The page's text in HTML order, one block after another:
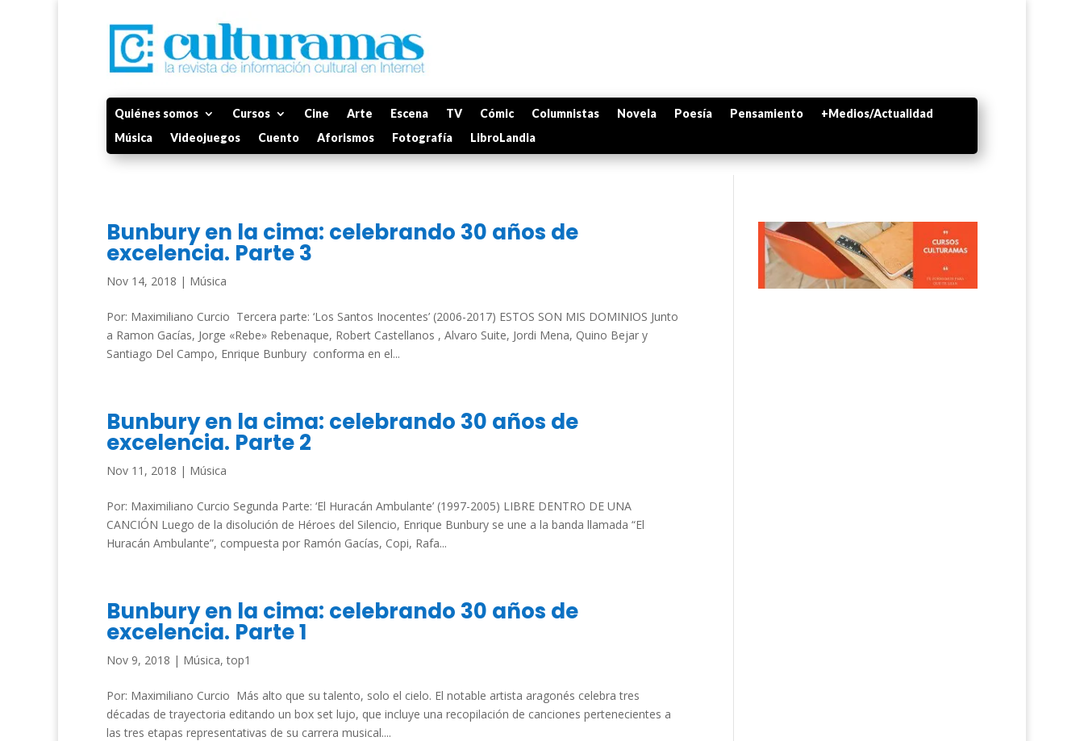
Quiénes somos Cursos Cine Arte Escena TV Cómic Columnistas Novela Poesía Pensamiento
+Medios/Actualidad
Música
Videojuegos Cuento Aforismos Fotografía LibroLandia
Bunbury en la cima: celebrando 30 años de
excelencia. Parte 3
Nov 14, 2018 | Música
Por: Maximiliano Curcio Tercera parte: ‘Los Santos Inocentes’ (2006-2017) ESTOS SON MIS DOMINIOS Junto
a Ramon Gacías, Jorge «Rebe» Rebenaque, Robert Castellanos , Alvaro Suite, Jordi Mena, Quino Bejar y
Santiago Del Campo, Enrique Bunbury conforma en el...
Bunbury en la cima: celebrando 30 años de
excelencia. Parte 2
Nov 11, 2018 | Música
Por: Maximiliano Curcio Segunda Parte: ‘El Huracán Ambulante’ (1997-2005) LIBRE DENTRO DE UNA
CANCIÓN Luego de la disolución de Héroes del Silencio, Enrique Bunbury se une a la banda llamada “El
Huracán Ambulante”, compuesta por Ramón Gacías, Copi, Rafa...
Bunbury en la cima: celebrando 30 años de
excelencia. Parte 1
Nov 9, 2018 | Música,top1
Por: Maximiliano Curcio Más alto que su talento, solo el cielo. El notable artista aragonés celebra tres
décadas de trayectoria editando un box set lujo, que incluye una recopilación de canciones pertenecientes a
las tres etapas representativas de su carrera musical....